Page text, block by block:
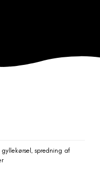
spredning af